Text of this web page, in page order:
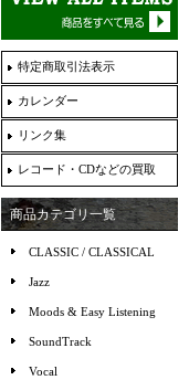
特定商取引法表示
カレンダー
リンク集
レコード・CDなどの買取
商品カテゴリ一覧
CLASSIC / CLASSICAL
Jazz
Moods & Easy Listening
SoundTrack
Vocal